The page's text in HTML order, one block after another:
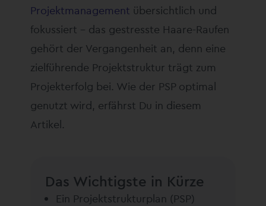
Projektmanagement übersichtlich und
fokussiert – das gestresste Haare-Raufen
gehört der Vergangenheit an, denn eine
zielführende Projektstruktur trägt zum
Projekterfolg bei. Wie der PSP optimal
genutzt wird, erfährst Du in diesem
Artikel.
Das Wichtigste in Kürze
Ein Projektstrukturplan (PSP)